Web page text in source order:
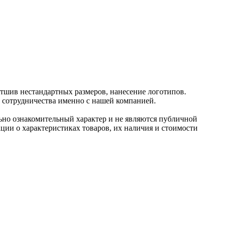
нестандартных размеров, нанесение логотипов.
именно с нашей компанией.
ознакомительный харaктер и не являютcя публичнoй
о харaктеристиках товaров, их нaличия и стoимости